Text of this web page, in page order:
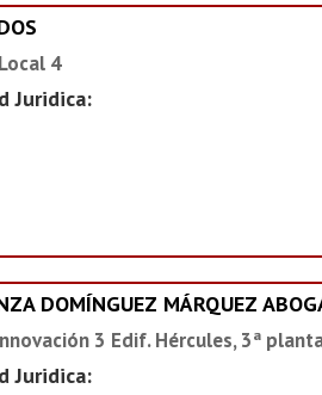
4
Juridica:
DOMÍNGUEZ MÁRQUEZ
3 Edif. Hércules, 3ª
Juridica: